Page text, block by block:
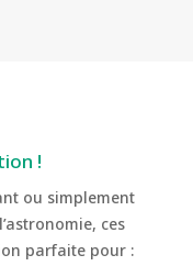
!
ou simplement
ces
parfaite pour :